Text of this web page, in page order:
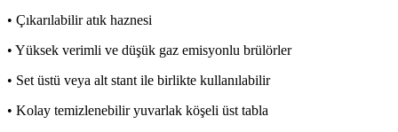
• Çıkarılabilir atık haznesi
• Yüksek verimli ve düşük gaz emisyonlu brülörler
• Set üstü veya alt stant ile birlikte kullanılabilir
• Kolay temizlenebilir yuvarlak köşeli üst tabla